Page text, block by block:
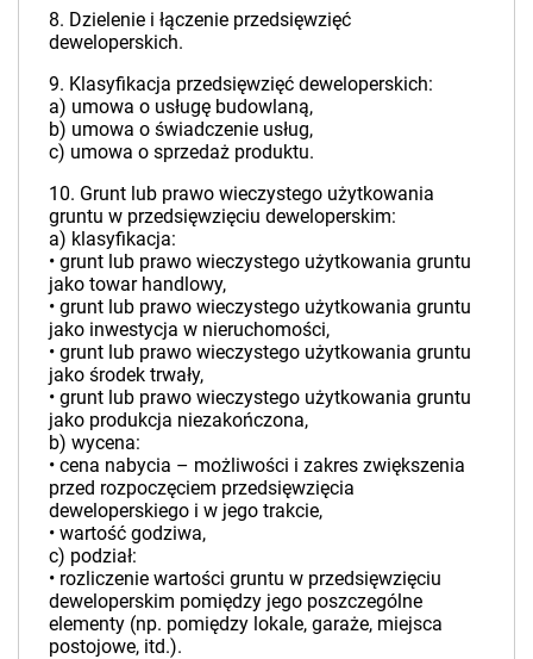
8. Dzielenie i łączenie przedsięwzięć
deweloperskich.
9. Klasyfikacja przedsięwzięć deweloperskich:
a) umowa o usługę budowlaną,
b) umowa o świadczenie usług,
c) umowa o sprzedaż produktu.
10. Grunt lub prawo wieczystego użytkowania
gruntu w przedsięwzięciu deweloperskim:
a) klasyfikacja:
• grunt lub prawo wieczystego użytkowania gruntu
jako towar handlowy,
• grunt lub prawo wieczystego użytkowania gruntu
jako inwestycja w nieruchomości,
• grunt lub prawo wieczystego użytkowania gruntu
jako środek trwały,
• grunt lub prawo wieczystego użytkowania gruntu
jako produkcja niezakończona,
b) wycena:
• cena nabycia – możliwości i zakres zwiększenia
przed rozpoczęciem przedsięwzięcia
deweloperskiego i w jego trakcie,
• wartość godziwa,
c) podział:
• rozliczenie wartości gruntu w przedsięwzięciu
deweloperskim pomiędzy jego poszczególne
elementy (np. pomiędzy lokale, garaże, miejsca
postojowe, itd.).